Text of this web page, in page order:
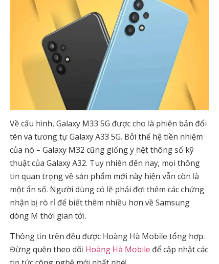
Về cấu hình, Galaxy M33 5G được cho là phiên bản đổi
tên và tương tự Galaxy A33 5G. Bởi thế hệ tiền nhiệm
của nó – Galaxy M32 cũng giống y hệt thông số kỹ
thuật của Galaxy A32. Tuy nhiên đến nay, mọi thông
tin quan trọng về sản phẩm mới này hiện vẫn còn là
một ẩn số. Người dùng có lẽ phải đợi thêm các chứng
nhận bị rò rỉ để biết thêm nhiều hơn về Samsung
dòng M thời gian tới.
Thông tin trên đều được Hoàng Hà Mobile tổng hợp.
Đừng quên theo dõi Hoàng Hà Mobile để cập nhật các